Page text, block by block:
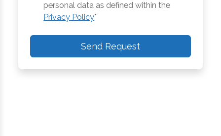
personal data as defined within the
Privacy Policy*
Send Request